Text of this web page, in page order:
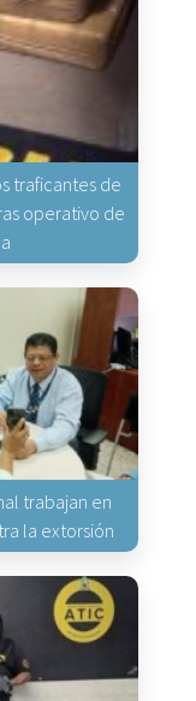
traficantes de
operativo de
trabajan en
la extorsión